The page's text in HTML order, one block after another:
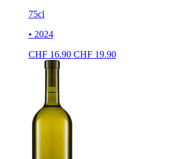
75cl
• 2024
CHF 16.90 CHF 19.90